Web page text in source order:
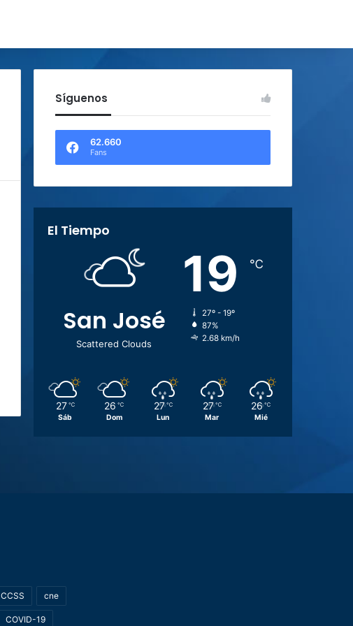
Síguenos
62.660
Fans
El Tiempo
San José
Scattered Clouds
19 ℃
27º - 19º
87%
2.68 km/h
27 ℃
Sáb
26 ℃
Dom
27 ℃
Lun
27 ℃
Mar
26 ℃
Mié
CCSS cne
COVID-19